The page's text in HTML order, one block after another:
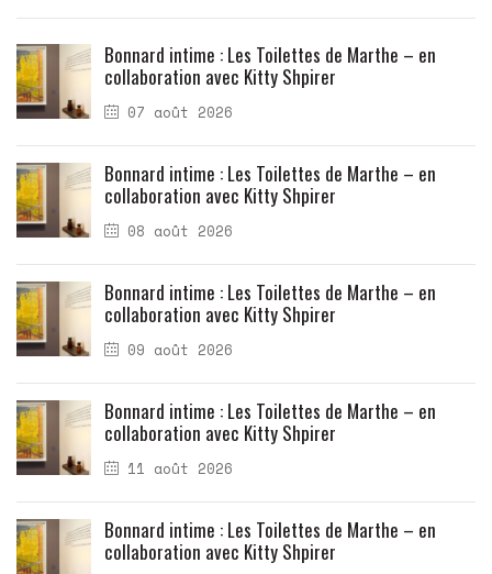
07 août 2026
Bonnard intime : Les Toilettes de Marthe – en
collaboration avec Kitty Shpirer
08 août 2026
Bonnard intime : Les Toilettes de Marthe – en
collaboration avec Kitty Shpirer
09 août 2026
Bonnard intime : Les Toilettes de Marthe – en
collaboration avec Kitty Shpirer
11 août 2026
Bonnard intime : Les Toilettes de Marthe – en
collaboration avec Kitty Shpirer
Bonnard intime : Les Toilettes de Marthe – en
collaboration avec Kitty Shpirer